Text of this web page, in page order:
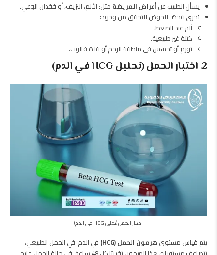
يسأل الطبيب عنأعراض المريضة مثل: الألم، النزيف، أو فقدان الوعي.
يُجري فحصًا للحوض للتحقق من وجود:
ألم عند الضغط.
كتلة غير طبيعية.
تورم أو تحسس في منطقة الرحم أو قناة فالوب.
2. اختبار الحمل (تحليل HCG في الدم)
اختبار الحمل (تحليل HCG في الدم)
يتم قياس مستوى هرمون الحمل (HCG) في الدم. في الحمل الطبيعي،